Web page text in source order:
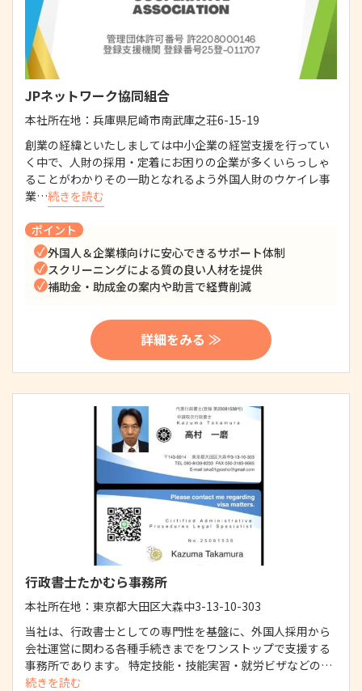
JPネットワーク協同組合
本社所在地： 兵庫県尼崎市南武庫之荘6-15-19
創業の経緯といたしましては中小企業の経営支援を行ってい
く中で、人財の採用・定着にお困りの企業が多くいらっしゃ
ることがわかりその一助となれるよう外国人財のウケイレ事
業…続きを読む
ポイント
外国人＆企業様向けに安心できるサポート体制
スクリーニングによる質の良い人材を提供
補助金・助成金の案内や助言で経費削減
詳細をみる ≫
行政書士たかむら事務所
本社所在地： 東京都大田区大森中3-13-10-303
当社は、行政書士としての専門性を基盤に、外国人採用から
会社運営に関わる各種手続きまでをワンストップで支援する
事務所であります。 特定技能・技能実習・就労ビザなどの…
続きを読む